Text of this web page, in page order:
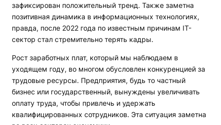
зафиксирован положительный тренд. Также заметна
позитивная динамика в информационных технологиях,
правда, после 2022 года по известным причинам IT-
сектор стал стремительно терять кадры.
Рост заработных плат, который мы наблюдаем в
уходящем году, во многом обусловлен конкуренцией за
трудовые ресурсы. Предприятия, будь то частный
бизнес или государственный, вынуждены увеличивать
оплату труда, чтобы привлечь и удержать
квалифицированных сотрудников. Эта ситуация заметна